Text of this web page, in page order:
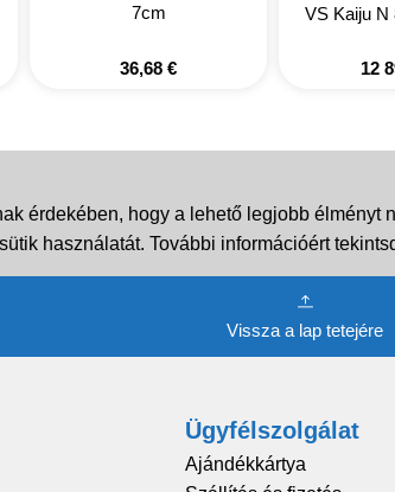
7cm
36,68 €
VS Kaiju N
12
érdekében, hogy a lehető legjobb
használatát. További információért
Vissza a lap tetejére
Ügyfélszolgálat
Ajándékkártya